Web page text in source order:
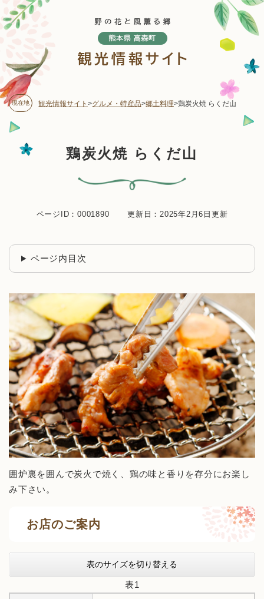
ー
ジ
頭
す
。 現在地 観光情報サイト >グルメ・特産品>郷土料理>鶏炭火焼 らくだ山
鶏炭火焼 らくだ山
ページID：0001890 更新日：2025年2月6日更新
ページ内目次
囲炉裏を囲んで炭火で焼く、鶏の味と香りを存分にお楽し
み下さい。
お店のご案内
表のサイズを切り替える
表1